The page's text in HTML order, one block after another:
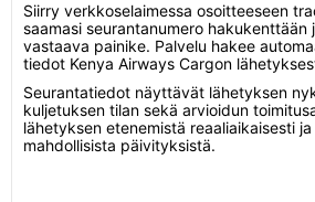
Siirry verkkoselaimessa osoitteeseen
saamasi seurantanumero hakukenttään
vastaava painike. Palvelu hakee
tiedot Kenya Airways Cargon
Seurantatiedot näyttävät lähetyksen
kuljetuksen tilan sekä arvioidun
lähetyksen etenemistä reaaliaikaisesti
mahdollisista päivityksistä.